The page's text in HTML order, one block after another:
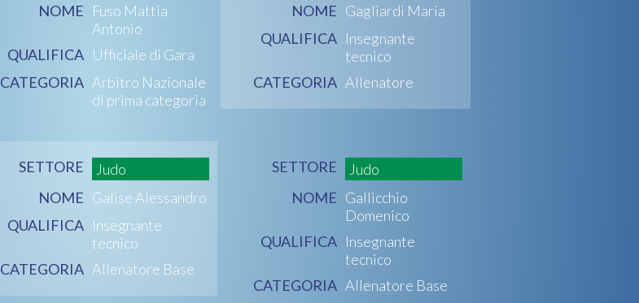
NOME Fuso Mattia
Antonio
QUALIFICA Ufficiale di Gara
CATEGORIA Arbitro Nazionale
di prima categoria
NOME Gagliardi Maria
QUALIFICA Insegnante
tecnico
CATEGORIA Allenatore
SETTORE
Judo
NOME Galise Alessandro
QUALIFICA Insegnante
tecnico
CATEGORIA Allenatore Base
SETTORE
Judo
NOME Gallicchio
Domenico
QUALIFICA Insegnante
tecnico
CATEGORIA Allenatore Base